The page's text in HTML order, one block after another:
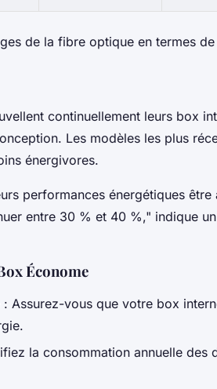
de la fibre optique en termes de
continuellement leurs box
Les modèles les plus
énergivores.
performances énergétiques être
entre 30 % et 40 %," indique
Économe
: Assurez-vous que votre box
la consommation annuelle des